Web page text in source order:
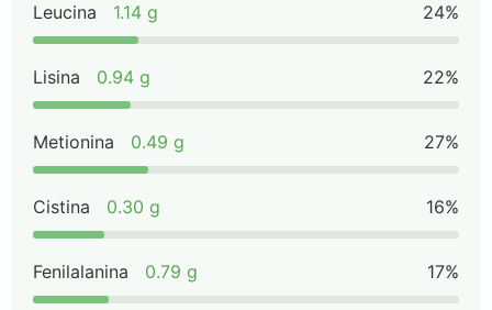
Leucina 1.14 g 24%
Lisina 0.94 g 22%
Metionina 0.49 g 27%
Cistina 0.30 g 16%
Fenilalanina 0.79 g 17%